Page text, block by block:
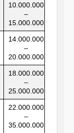
10.000.000
–
15.000.000
14.000.000
–
20.000.000
18.000.000
–
25.000.000
22.000.000
–
35.000.000